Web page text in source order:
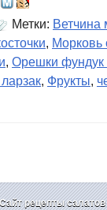
Метки: Ветчина
, Морковь
, Орешки фундук
, Фрукты,
Cайт рецепты салатов